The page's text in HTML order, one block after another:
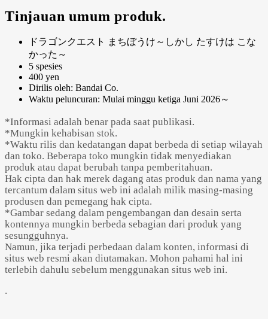
Tinjauan umum produk.
ドラゴンクエスト まちぼうけ～しかし たすけは こな
かった～
5 spesies
400 yen
Dirilis oleh: Bandai Co.
Waktu peluncuran: Mulai minggu ketiga Juni 2026～
*Informasi adalah benar pada saat publikasi.
*Mungkin kehabisan stok.
*Waktu rilis dan kedatangan dapat berbeda di setiap wilayah
dan toko. Beberapa toko mungkin tidak menyediakan
produk atau dapat berubah tanpa pemberitahuan.
Hak cipta dan hak merek dagang atas produk dan nama yang
tercantum dalam situs web ini adalah milik masing-masing
produsen dan pemegang hak cipta.
*Gambar sedang dalam pengembangan dan desain serta
kontennya mungkin berbeda sebagian dari produk yang
sesungguhnya.
Namun, jika terjadi perbedaan dalam konten, informasi di
situs web resmi akan diutamakan. Mohon pahami hal ini
terlebih dahulu sebelum menggunakan situs web ini.
.